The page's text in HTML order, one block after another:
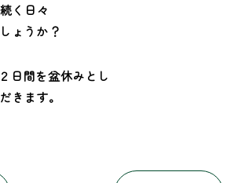
く日々
ょうか？
日間を盆休みとし
きます。